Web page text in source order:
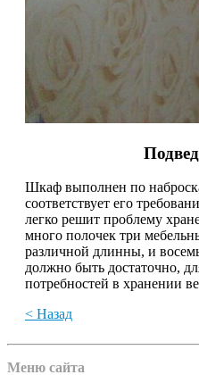
Шкаф выполнен по
соответствует его
легко решит проблему
много полочек три
различной длинны, и
должно быть достаточно,
потребностей в хранении
< Назад
Меню сайта